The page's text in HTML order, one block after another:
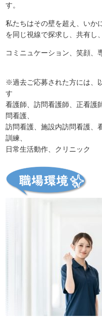
す。
私たちはその壁を超え、いか
を同じ視線で探求し、共有し
コミニュケーション、笑顔、
※過去ご応募された方には、
す
看護師、訪問看護師、正看護
問看護、
訪問看護、施設内訪問看護、
訓練、
日常生活動作、クリニック